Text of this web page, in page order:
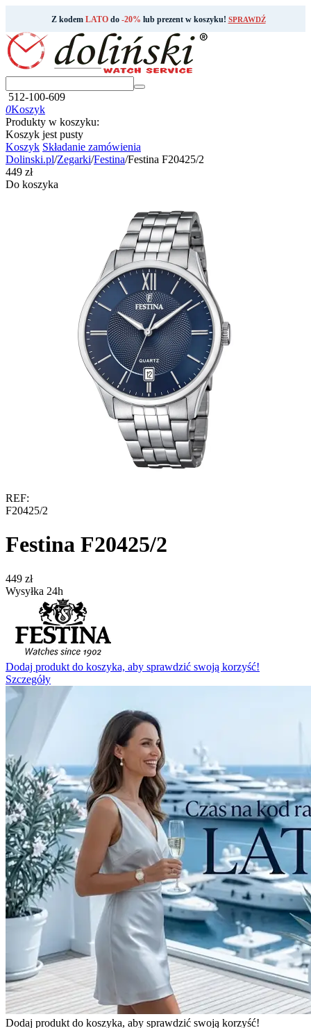
Z kodem LATOdo -20% lub prezent w koszyku! SPRAWDŹ
512-100-609
0Koszyk
Produkty w koszyku:
Koszyk jest pusty
Koszyk Składanie zamówienia
Dolinski.pl/Zegarki/Festina/Festina F20425/2
‍449‍ zł
Do koszyka
REF:
F20425/2
Festina F20425/2
‍449‍ zł
Wysyłka 24h
Dodaj produkt do koszyka, aby sprawdzić swoją korzyść!
Szczegóły
Dodaj produkt do koszyka, aby sprawdzić swoją korzyść!